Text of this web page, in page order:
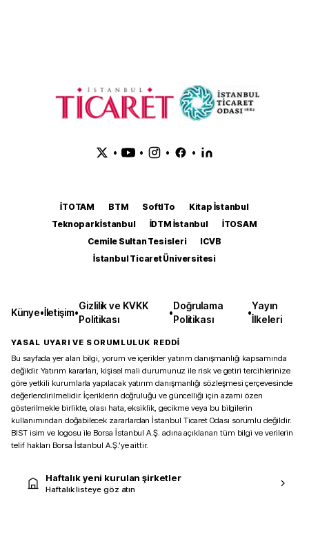
• • • •
İTOTAM BTM SoftITo
Kitap İstanbul
Teknopark İstanbul
İDTM İstanbul
İTOSAM
Cemile Sultan Tesisleri
ICVB
İstanbul Ticaret Üniversitesi
Künye•İletişim•
Gizlilik ve KVKK
Politikası
•
Doğrulama
Politikası
•
Yayın
İlkeleri
YASAL UYARI VE SORUMLULUK REDDİ
Bu sayfada yer alan bilgi, yorum ve içerikler yatırım danışmanlığı kapsamında
değildir. Yatırım kararları, kişisel mali durumunuz ile risk ve getiri tercihlerinize
göre yetkili kurumlarla yapılacak yatırım danışmanlığı sözleşmesi çerçevesinde
değerlendirilmelidir. İçeriklerin doğruluğu ve güncelliği için azami özen
gösterilmekle birlikte, olası hata, eksiklik, gecikme veya bu bilgilerin
kullanımından doğabilecek zararlardan İstanbul Ticaret Odası sorumlu değildir.
BIST isim ve logosu ile Borsa İstanbul A.Ş. adına açıklanan tüm bilgi ve verilerin
telif hakları Borsa İstanbul A.Ş.’ye aittir.
Haftalık yeni kurulan şirketler
Haftalık listeye göz atın